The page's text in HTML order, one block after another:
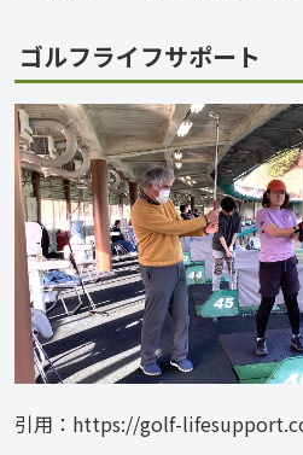
ゴルフライフサポート
引用：https://golf-